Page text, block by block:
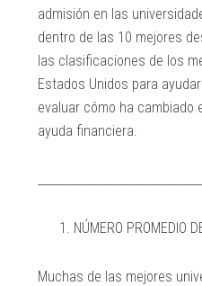
admisión en las
dentro de las 10 mejores
las clasificaciones de los
Estados Unidos para
evaluar cómo ha cambiado
ayuda financiera.
NÚMERO PROMEDIO
Muchas de las mejores